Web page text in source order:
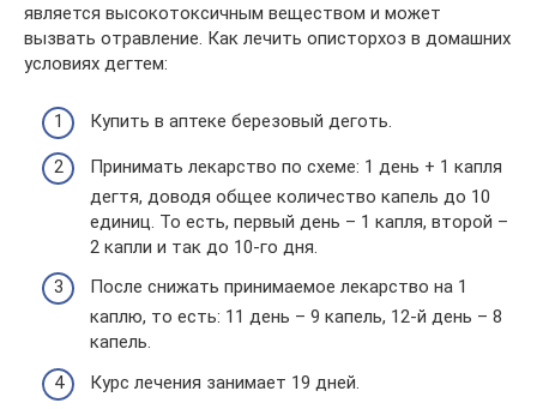
является высокотоксичным веществом и может
вызвать отравление. Как лечить описторхоз в домашних
условиях дегтем:
Купить в аптеке березовый деготь.
Принимать лекарство по схеме: 1 день + 1 капля
дегтя, доводя общее количество капель до 10
единиц. То есть, первый день – 1 капля, второй –
2 капли и так до 10-го дня.
После снижать принимаемое лекарство на 1
каплю, то есть: 11 день – 9 капель, 12-й день – 8
капель.
Курс лечения занимает 19 дней.